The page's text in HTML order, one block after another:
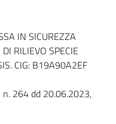
IN SICUREZZA
RILIEVO SPECIE
CIG: B19A90A2EF
n. 264 dd 20.06.2023,